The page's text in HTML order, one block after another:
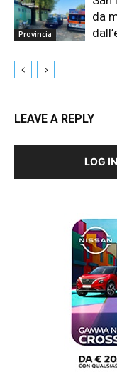
Provincia
da
LEAVE A REPLY
LOG